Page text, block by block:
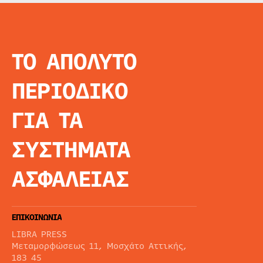
ΤΟ ΑΠΟΛΥΤΟ
ΠΕΡΙΟΔΙΚΟ
ΓΙΑ ΤΑ
ΣΥΣΤΗΜΑΤΑ
ΑΣΦΑΛΕΙΑΣ
ΕΠΙΚΟΙΝΩΝΙΑ
LIBRA PRESS
Μεταμορφώσεως 11, Μοσχάτο Αττικής,
183 45